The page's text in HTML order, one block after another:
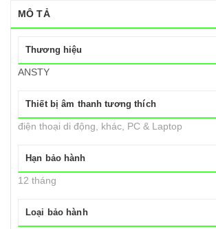
MÔ TẢ
Thương hiệu
ANSTY
Thiết bị âm thanh tương thích
điện thoại di động, khác, PC & Laptop
Hạn bảo hành
12 tháng
Loại bảo hành